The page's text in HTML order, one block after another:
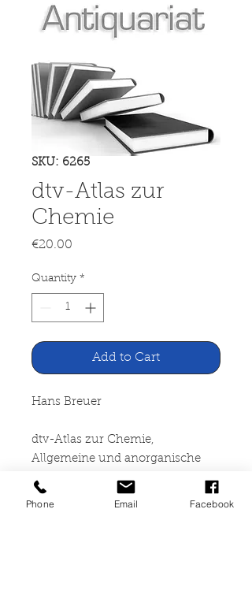
SKU: 6265
dtv-Atlas zur
Chemie
€20.00
Quantity *
Add to Cart
Hans Breuer
dtv-Atlas zur Chemie,
Allgemeine und anorganische
Chemie Band 1
Phone Email Facebook